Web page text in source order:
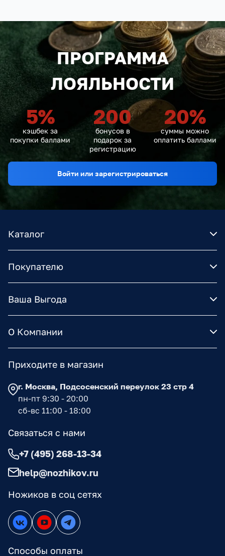
ПРОГРАММА
ЛОЯЛЬНОСТИ
5%
кэшбек за
покупки баллами
200
бонусов в
подарок за
регистрацию
20%
суммы можно
оплатить баллами
Войти или зарегистрироваться
Каталог
Покупателю
Ваша Выгода
О Компании
Ножиков в соц сетях
Способы оплаты
Приходите в магазин
г. Москва, Подсосенский переулок 23 стр 4
пн-пт 9:30 - 20:00
сб-вс 11:00 - 18:00
Связаться с нами
+7 (495) 268-13-34
help@nozhikov.ru